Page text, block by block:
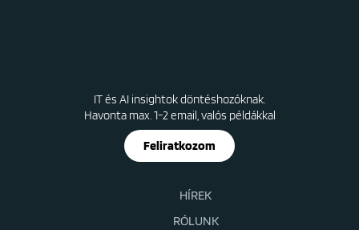
IT és AI insightok döntéshozóknak.
Havonta max. 1-2 email, valós példákkal
Feliratkozom
HÍREK
RÓLUNK